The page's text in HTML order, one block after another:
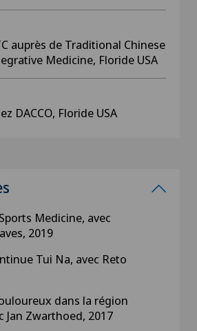
auprès de Traditional Chinese
Medicine, Floride USA
DACCO, Floride USA
Medicine, avec
2019
Tui Na, avec Reto
dans la région
Jan Zwarthoed, 2017